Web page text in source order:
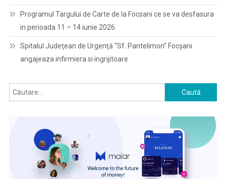
Programul Targului de Carte de la Focsani ce se va desfasura
in perioada 11 – 14 iunie 2026
Spitalul Judeţean de Urgenţă “Sf. Pantelimon” Focşani
angajeaza infirmiera si ingrijitoare
Caută
după: